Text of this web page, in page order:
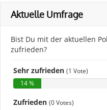
Aktuelle Umfrage